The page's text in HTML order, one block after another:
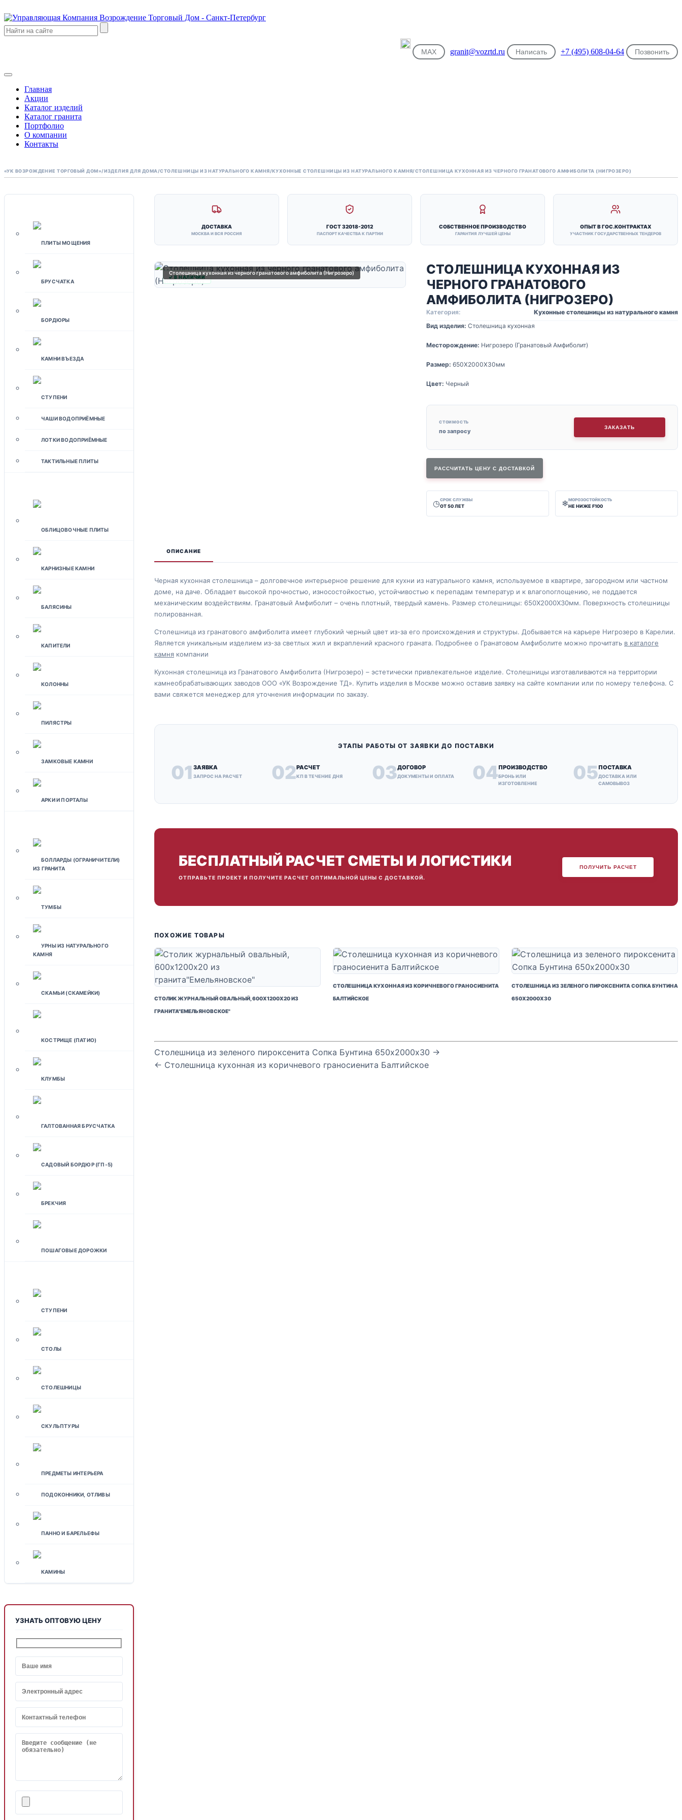
MAX granit@vozrtd.ru Написать +7 (495) 608-04-64 Позвонить
Главная
Акции
Каталог изделий
Каталог гранита
Портфолио
О компании
Контакты
«УК ВОЗРОЖДЕНИЕ ТОРГОВЫЙ ДОМ»/ИЗДЕЛИЯ ДЛЯ ДОМА/СТОЛЕШНИЦЫ ИЗ НАТУРАЛЬНОГО КАМНЯ/КУХОННЫЕ СТОЛЕШНИЦЫ ИЗ НАТУРАЛЬНОГО КАМНЯ/СТОЛЕШНИЦА КУХОННАЯ ИЗ ЧЕРНОГО ГРАНАТОВОГО АМФИБОЛИТА (НИГРОЗЕРО)
ПЛИТЫ МОЩЕНИЯ
БРУСЧАТКА
БОРДЮРЫ
КАМНИ ВЪЕЗДА
СТУПЕНИ
ЧАШИ ВОДОПРИЁМНЫЕ
ЛОТКИ ВОДОПРИЁМНЫЕ
ТАКТИЛЬНЫЕ ПЛИТЫ
ОБЛИЦОВОЧНЫЕ ПЛИТЫ
КАРНИЗНЫЕ КАМНИ
БАЛЯСИНЫ
КАПИТЕЛИ
КОЛОННЫ
ПИЛЯСТРЫ
ЗАМКОВЫЕ КАМНИ
АРКИ И ПОРТАЛЫ
БОЛЛАРДЫ (ОГРАНИЧИТЕЛИ)
ИЗ ГРАНИТА
ТУМБЫ
УРНЫ ИЗ НАТУРАЛЬНОГО
КАМНЯ
СКАМЬИ (СКАМЕЙКИ)
КОСТРИЩЕ (ПАТИО)
КЛУМБЫ
ГАЛТОВАННАЯ БРУСЧАТКА
САДОВЫЙ БОРДЮР (ГП-5)
БРЕКЧИЯ
ПОШАГОВЫЕ ДОРОЖКИ
СТУПЕНИ
СТОЛЫ
СТОЛЕШНИЦЫ
СКУЛЬПТУРЫ
ПРЕДМЕТЫ ИНТЕРЬЕРА
ПОДОКОННИКИ, ОТЛИВЫ
ПАННО И БАРЕЛЬЕФЫ
КАМИНЫ
ДОСТАВКА
МОСКВА И ВСЯ РОССИЯ
ГОСТ 32018-2012
ПАСПОРТ КАЧЕСТВА К ПАРТИИ
СОБСТВЕННОЕ ПРОИЗВОДСТВО
ГАРАНТИЯ ЛУЧШЕЙ ЦЕНЫ
ОПЫТ В ГОС.КОНТРАКТАХ
УЧАСТНИК ГОСУДАРСТВЕННЫХ ТЕНДЕРОВ
✓ В НАЛИЧИИ
Столешница кухонная из черного гранатового амфиболита (Нигрозеро)
СТОЛЕШНИЦА КУХОННАЯ ИЗ
ЧЕРНОГО ГРАНАТОВОГО
АМФИБОЛИТА (НИГРОЗЕРО)
Категория:
Кухонные столешницы из натурального камня
Вид изделия: Столешница кухонная
Месторождение: Нигрозеро (Гранатовый Амфиболит)
Размер: 650Х2000Х30мм
Цвет: Черный
СТОИМОСТЬ
по запросу
ЗАКАЗАТЬ
РАССЧИТАТЬ ЦЕНУ С ДОСТАВКОЙ
◷СРОК СЛУЖБЫ
ОТ 50 ЛЕТ ❄МОРОЗОСТОЙКОСТЬ
НЕ НИЖЕ F100
ОПИСАНИЕ
Черная кухонная столешница – долговечное интерьерное решение для кухни из натурального камня, используемое в квартире, загородном или частном
доме, на даче. Обладает высокой прочностью, износостойкостью, устойчивостью к перепадам температур и к влагопоглощению, не поддается
механическим воздействиям. Гранатовый Амфиболит – очень плотный, твердый камень. Размер столешницы: 650Х2000Х30мм. Поверхность столешницы
полированная.
Столешница из гранатового амфиболита имеет глубокий черный цвет из-за его происхождения и структуры. Добывается на карьере Нигрозеро в Карелии.
Является уникальным изделием из-за светлых жил и вкраплений красного граната. Подробнее о Гранатовом Амфиболите можно прочитать в каталоге
камня компании
Кухонная столешница из Гранатового Амфиболита (Нигрозеро) – эстетически привлекательное изделие. Столешницы изготавливаются на территории
камнеобрабатывающих заводов ООО «УК Возрождение ТД». Купить изделия в Москве можно оставив заявку на сайте компании или по номеру телефона. С
вами свяжется менеджер для уточнения информации по заказу.
ЭТАПЫ РАБОТЫ ОТ ЗАЯВКИ ДО ПОСТАВКИ
01 ЗАЯВКА
ЗАПРОС НА РАСЧЕТ 02РАСЧЕТ
КП В ТЕЧЕНИЕ ДНЯ 03ДОГОВОР
ДОКУМЕНТЫ И ОПЛАТА 04ПРОИЗВОДСТВО
БРОНЬ ИЛИ
ИЗГОТОВЛЕНИЕ
05ПОСТАВКА
ДОСТАВКА ИЛИ
САМОВЫВОЗ
БЕСПЛАТНЫЙ РАСЧЕТ СМЕТЫ И ЛОГИСТИКИ
ОТПРАВЬТЕ ПРОЕКТ И ПОЛУЧИТЕ РАСЧЕТ ОПТИМАЛЬНОЙ ЦЕНЫ С ДОСТАВКОЙ.
ПОЛУЧИТЬ РАСЧЕТ
ПОХОЖИЕ ТОВАРЫ
СТОЛИК ЖУРНАЛЬНЫЙ ОВАЛЬНЫЙ, 600Х1200Х20 ИЗ
ГРАНИТА"ЕМЕЛЬЯНОВСКОЕ"
СТОЛЕШНИЦА КУХОННАЯ ИЗ КОРИЧНЕВОГО ГРАНОСИЕНИТА
БАЛТИЙСКОЕ
СТОЛЕШНИЦА ИЗ ЗЕЛЕНОГО ПИРОКСЕНИТА СОПКА БУНТИНА
650Х2000Х30
Столешница из зеленого пироксенита Сопка Бунтина 650х2000х30 →
← Столешница кухонная из коричневого граносиенита Балтийское
УЗНАТЬ ОПТОВУЮ ЦЕНУ